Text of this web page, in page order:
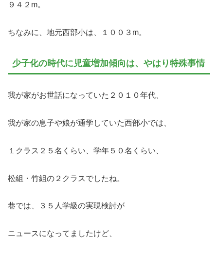
９４２m。
ちなみに、地元西部小は、１００３m。
少子化の時代に児童増加傾向は、やはり特殊事情
我が家がお世話になっていた２０１０年代、
我が家の息子や娘が通学していた西部小では、
１クラス２５名くらい、学年５０名くらい、
松組・竹組の２クラスでしたね。
巷では、３５人学級の実現検討が
ニュースになってましたけど、